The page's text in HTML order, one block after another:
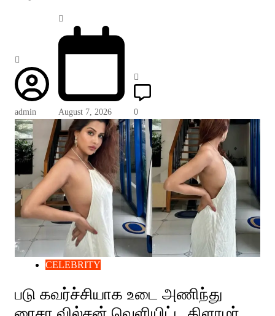
admin August 7, 2026 0
CELEBRITY
படு கவர்ச்சியாக உடை அணிந்து